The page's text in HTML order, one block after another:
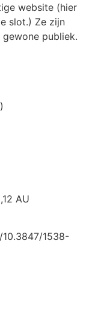
website (hier
slot.) Ze zijn
publiek.
AU
1538-